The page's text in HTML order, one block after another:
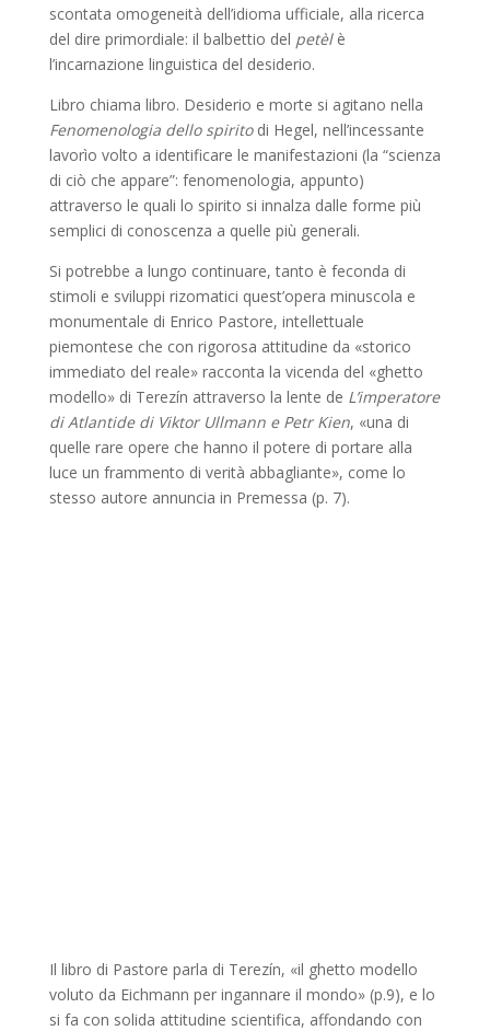
scontata omogeneità dell’idioma ufficiale, alla ricerca
del dire primordiale: il balbettio del petèlè
l’incarnazione linguistica del desiderio.
Libro chiama libro. Desiderio e morte si agitano nella
Fenomenologia dello spiritodi Hegel, nell’incessante
lavorìo volto a identificare le manifestazioni (la “scienza
di ciò che appare”: fenomenologia, appunto)
attraverso le quali lo spirito si innalza dalle forme più
semplici di conoscenza a quelle più generali.
Si potrebbe a lungo continuare, tanto è feconda di
stimoli e sviluppi rizomatici quest’opera minuscola e
monumentale di Enrico Pastore, intellettuale
piemontese che con rigorosa attitudine da «storico
immediato del reale» racconta la vicenda del «ghetto
modello» di Terezín attraverso la lente de L’imperatore
di Atlantide di Viktor Ullmann e Petr Kien, «una di
quelle rare opere che hanno il potere di portare alla
luce un frammento di verità abbagliante», come lo
stesso autore annuncia in Premessa (p. 7).
Il libro di Pastore parla di Terezín, «il ghetto modello
voluto da Eichmann per ingannare il mondo» (p.9), e lo
si fa con solida attitudine scientifica, affondando con